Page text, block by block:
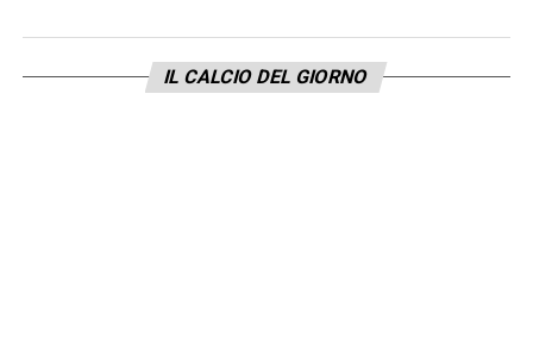
croato permetterebbe all’Inter di blindare un
reparto che necessita di nuova energia,
IL CALCIO DEL GIORNO